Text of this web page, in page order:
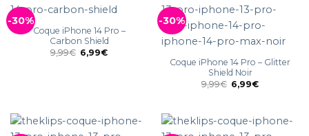
-30%
Coque iPhone 14 Pro –
Carbon Shield
9,99€ 6,99€
-30%
Coque iPhone 14 Pro – Glitter
Shield Noir
9,99€ 6,99€